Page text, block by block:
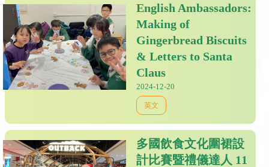
English Ambassadors:
Making of
Gingerbread Biscuits
& Letters to Santa
Claus
2024-12-20
英文
多國飲食文化圍裙設
計比賽暨禮儀達人 11